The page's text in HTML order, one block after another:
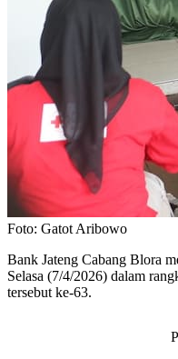
Foto: Gatot Aribowo
Bank Jateng Cabang Blora
Selasa (7/4/2026) dalam
tersebut ke-63.